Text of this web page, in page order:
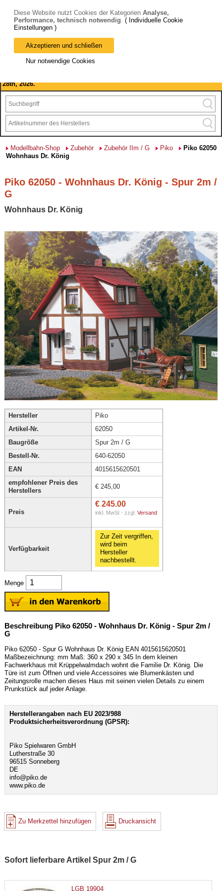
Bitte beachten Sie: wir machen Betriebsferien, vom 03. bis 28.
August 2026 haben wir geschlossen.
28th, 2026.
Modellbahn-Shop Zubehör Zubehör IIm / G Piko
Piko 62050
Wohnhaus Dr. König
Piko 62050 - Wohnhaus Dr. König - Spur 2m /
G
Wohnhaus Dr. König
Hersteller
Piko
Artikel-Nr.
62050
Baugröße
Spur 2m / G
Bestell-Nr.
640-62050
EAN
4015615620501
empfohlener Preis des
Herstellers
€ 245,00
Preis
€ 245.00
inkl. MwSt - zzgl. Versand
Verfügbarkeit
Zur Zeit vergriffen,
wird beim
Hersteller
nachbestellt.
Menge
Beschreibung Piko 62050 - Wohnhaus Dr. König - Spur 2m /
G
Piko 62050 - Spur G Wohnhaus Dr. König EAN 4015615620501
Maßbezeichnung: mm Maß: 360 x 290 x 345 In dem kleinen
Fachwerkhaus mit Krüppelwalmdach wohnt die Familie Dr. König. Die
Türe ist zum Öffnen und viele Accessoires wie Blumenkästen und
Zeitungsrolle machen dieses Haus mit seinen vielen Details zu einem
Prunkstück auf jeder Anlage.
Herstellerangaben nach EU 2023/988
Produktsicherheitsverordnung (GPSR):
Piko Spielwaren GmbH
Lutherstraße 30
96515 Sonneberg
DE
info@piko.de
www.piko.de
Zu Merkzettel hinzufügen Druckansicht
Sofort lieferbare Artikel Spur 2m / G
LGB 19904
Diese Website nutzt Cookies der Kategorien Analyse,
Performance, technisch notwendig. ( Individuelle Cookie
Einstellungen )
Akzeptieren und schließen
Nur notwendige Cookies